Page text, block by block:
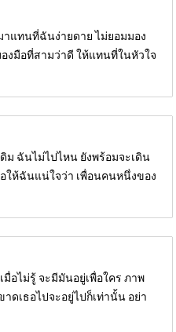
แทนที่ฉันง่ายดาย ไม่ยอมมอง
งมือที่สามว่าดี ให้แทนที่ในหัวใจ
ม ฉันไม่ไปไหน ยังพร้อมจะเดิน
ให้ฉันแน่ใจว่า เพื่อนคนหนึ่งของ
อไม่รู้ จะมีมันอยู่เพื่อใคร ภาพ
ดเธอไปจะอยู่ไปก็เท่านั้น อย่า